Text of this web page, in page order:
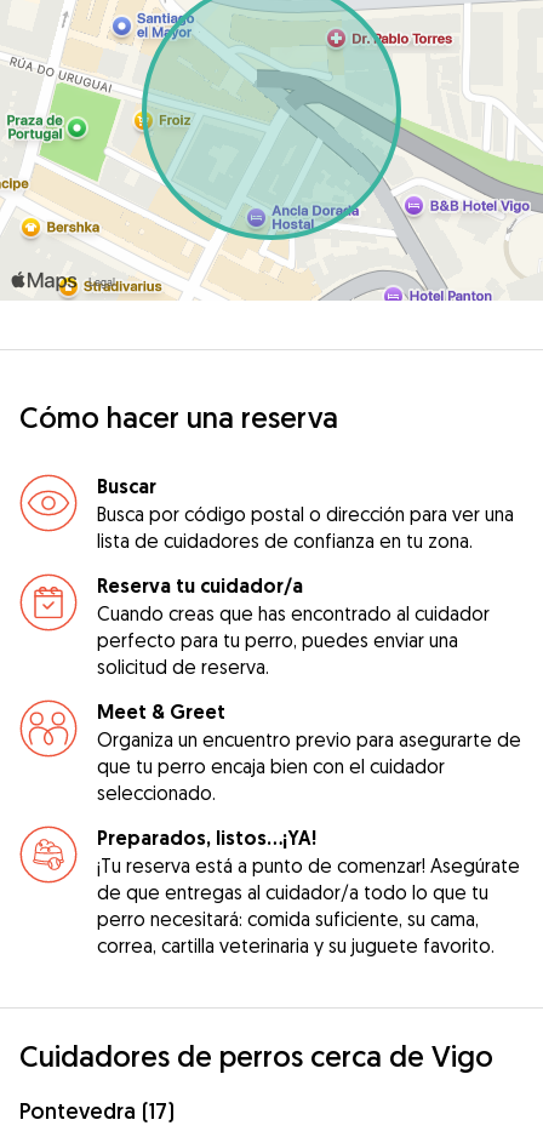
Cómo hacer una reserva
Buscar
Busca por código postal o dirección para ver una
lista de cuidadores de confianza en tu zona.
Reserva tu cuidador/a
Cuando creas que has encontrado al cuidador
perfecto para tu perro, puedes enviar una
solicitud de reserva.
Meet & Greet
Organiza un encuentro previo para asegurarte de
que tu perro encaja bien con el cuidador
seleccionado.
Preparados, listos...¡YA!
¡Tu reserva está a punto de comenzar! Asegúrate
de que entregas al cuidador/a todo lo que tu
perro necesitará: comida suficiente, su cama,
correa, cartilla veterinaria y su juguete favorito.
Cuidadores de perros cerca de Vigo
Pontevedra (17)